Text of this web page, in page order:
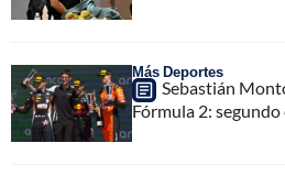
Más Deportes
Sebastián
Fórmula 2: